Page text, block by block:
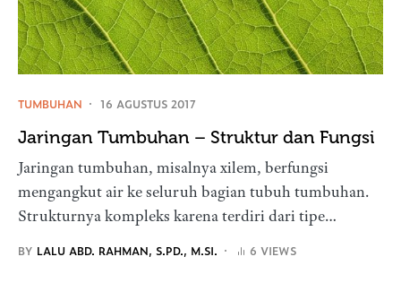
TUMBUHAN 16 AGUSTUS 2017
Jaringan Tumbuhan – Struktur dan Fungsi
Jaringan tumbuhan, misalnya xilem, berfungsi
mengangkut air ke seluruh bagian tubuh tumbuhan.
Strukturnya kompleks karena terdiri dari tipe…
BY LALU ABD. RAHMAN, S.PD., M.SI. 6 VIEWS